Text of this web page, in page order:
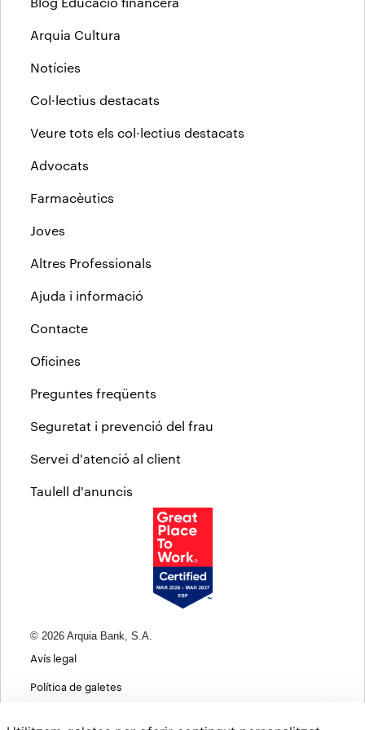
Arquia Cultura
Notícies
Col·lectius destacats
Veure tots els col·lectius destacats
Advocats
Farmacèutics
Joves
Altres Professionals
Ajuda i informació
Contacte
Oficines
Preguntes freqüents
Seguretat i prevenció del frau
Servei d'atenció al client
Taulell d'anuncis
© 2026 Arquia Bank, S.A.
Avís legal
Política de galetes